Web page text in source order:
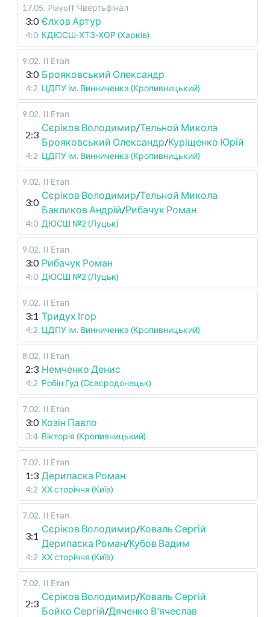
17.05. Playoff Чвертьфінал
3:0 Єлхов Артур
4:0 КДЮСШ-ХТЗ-ХОР (Харків)
9.02. II Етап
3:0 Брояковський Олександр
4:2 ЦДПУ ім. Винниченка (Кропивницький)
9.02. II Етап
2:3
Сєріков Володимир/Тельной Микола
Брояковський Олександр/Куріщенко Юрій
4:2 ЦДПУ ім. Винниченка (Кропивницький)
9.02. II Етап
3:0
Сєріков Володимир/Тельной Микола
Бакликов Андрій/Рибачук Роман
4:0 ДЮСШ №2 (Луцьк)
9.02. II Етап
3:0 Рибачук Роман
4:0 ДЮСШ №2 (Луцьк)
9.02. II Етап
3:1 Тридух Ігор
4:2 ЦДПУ ім. Винниченка (Кропивницький)
8.02. II Етап
2:3 Немченко Денис
4:2 Робін Гуд (Сєвєродонецьк)
7.02. II Етап
3:0 Козін Павло
3:4 Вікторія (Кропивницький)
7.02. II Етап
1:3 Дерипаска Роман
4:2 XX сторіччя (Київ)
7.02. II Етап
3:1
Сєріков Володимир/Коваль Сергій
Дерипаска Роман/Кубов Вадим
4:2 XX сторіччя (Київ)
7.02. II Етап
2:3
Сєріков Володимир/Коваль Сергій
Бойко Сергій/Дяченко В'ячеслав